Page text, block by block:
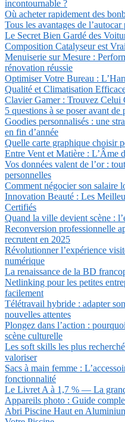
incontournable ?
Où acheter rapidement des
Tous les avantages de
Le Secret Bien Gardé des
Composition Catalyseur est
Menuiserie sur Mesure :
rénovation réussie
Optimiser Votre Bureau :
Qualité et Climatisation
Clavier Gamer : Trouvez
5 questions à se poser avant de
Goodies personnalisés : une
en fin d’année
Quelle carte graphique choisir
Entre Vent et Matière : L’Âme
Vos données valent de l’or :
personnelles
Comment négocier son salaire
Innovation Beauté : Les
Certifiés
Quand la ville devient scène :
Reconversion professionnelle
recrutent en 2025
Révolutionner l’expérience
numérique
La renaissance de la BD
Netlinking pour les petites
facilement
Télétravail hybride : adapter
nouvelles attentes
Plongez dans l’action :
scène culturelle
Les soft skills les plus
valoriser
Sacs à main femme :
fonctionnalité
Le Livret A à 1,7 % — La
Appareils photo : Guide
Abri Piscine Haut en